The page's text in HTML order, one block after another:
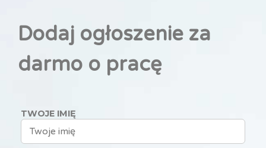
Dodaj ogłoszenie za
darmo o pracę
TWOJE IMIĘ